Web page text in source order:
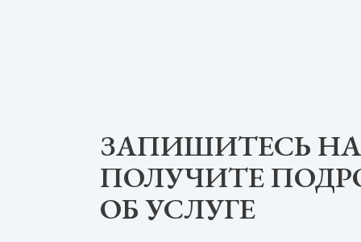
ЗАПИШИТЕСЬ
ПОЛУЧИТЕ
ОБ УСЛУГЕ